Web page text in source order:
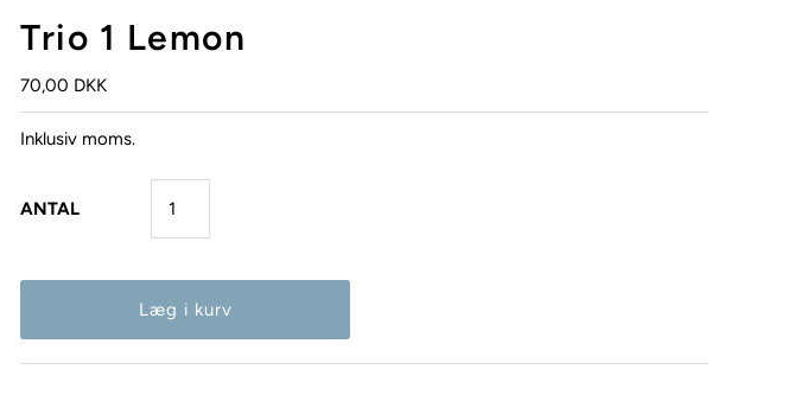
Trio 1 Lemon
70,00 DKK
Inklusiv moms.
ANTAL